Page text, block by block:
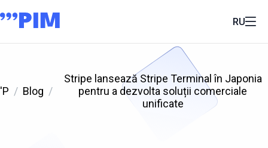
RU
'P Blog
Stripe lansează Stripe Terminal în Japonia
pentru a dezvolta soluții comerciale
unificate